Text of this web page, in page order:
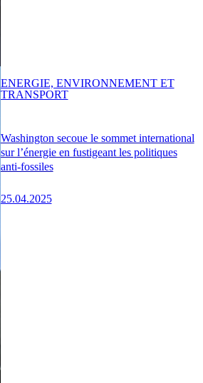
Washington secoue le sommet international
sur l’énergie en fustigeant les politiques
anti-fossiles
25.04.2025
ENERGIE, ENVIRONNEMENT ET
TRANSPORT